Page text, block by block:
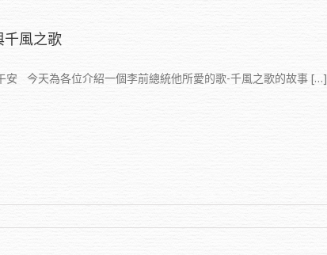
千風之歌
安 今天為各位介紹一個李前總統他所愛的歌-千風之歌的故事 […]